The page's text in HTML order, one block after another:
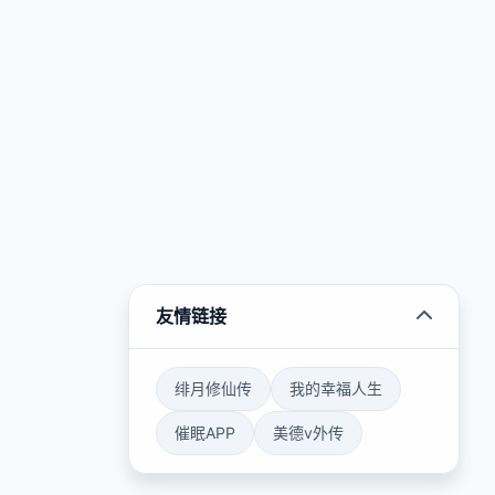
友情链接
绯月修仙传 我的幸福人生
催眠APP 美德v外传